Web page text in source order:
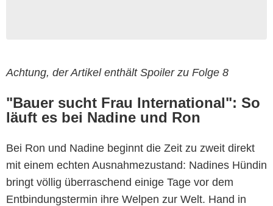
Achtung, der Artikel enthält Spoiler zu Folge 8
"Bauer sucht Frau International": So
läuft es bei Nadine und Ron
Bei Ron und Nadine beginnt die Zeit zu zweit direkt
mit einem echten Ausnahmezustand: Nadines Hündin
bringt völlig überraschend einige Tage vor dem
Entbindungstermin ihre Welpen zur Welt. Hand in